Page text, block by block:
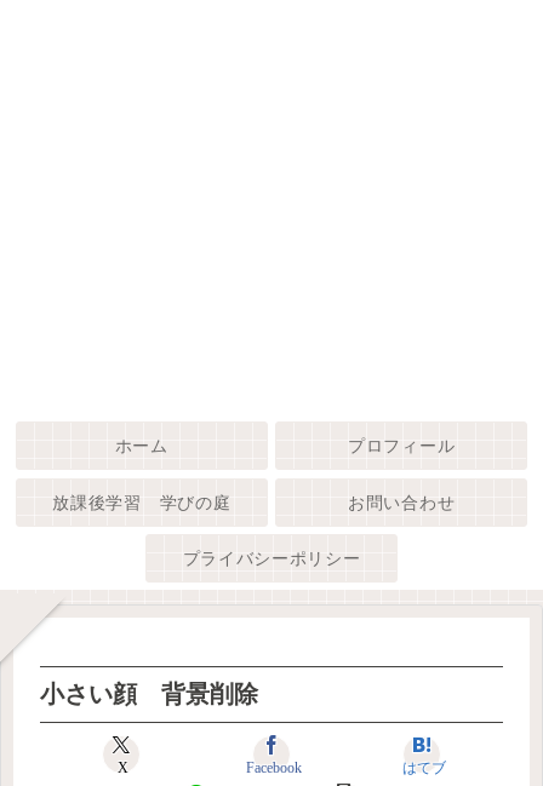
ホーム プロフィール
放課後学習 学びの庭 お問い合わせ
プライバシーポリシー
小さい顔 背景削除
X Facebook はてブ